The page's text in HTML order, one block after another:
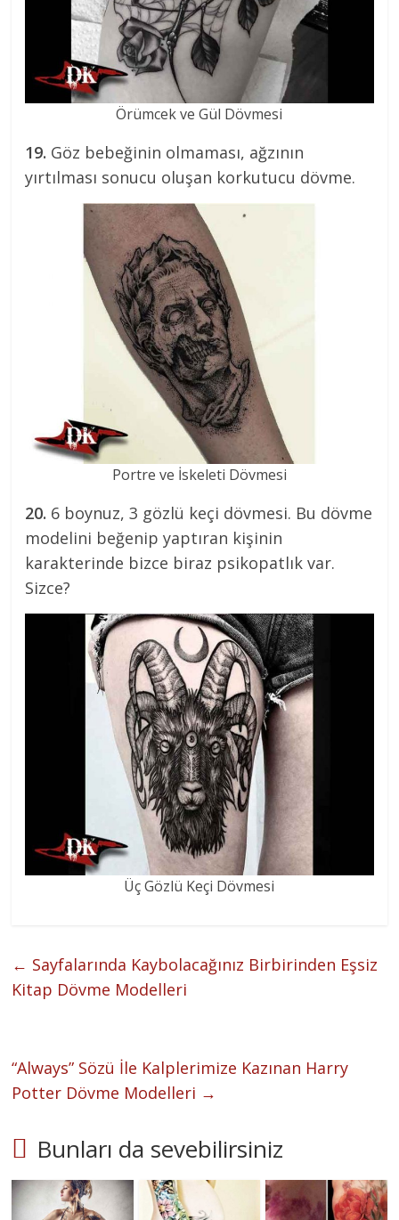
Örümcek ve Gül Dövmesi
19. Göz bebeğinin olmaması, ağzının
yırtılması sonucu oluşan korkutucu dövme.
Portre ve İskeleti Dövmesi
20. 6 boynuz, 3 gözlü keçi dövmesi. Bu dövme
modelini beğenip yaptıran kişinin
karakterinde bizce biraz psikopatlık var.
Sizce?
Üç Gözlü Keçi Dövmesi
← Sayfalarında Kaybolacağınız Birbirinden Eşsiz
Kitap Dövme Modelleri
“Always” Sözü İle Kalplerimize Kazınan Harry
Potter Dövme Modelleri →
Bunları da sevebilirsiniz